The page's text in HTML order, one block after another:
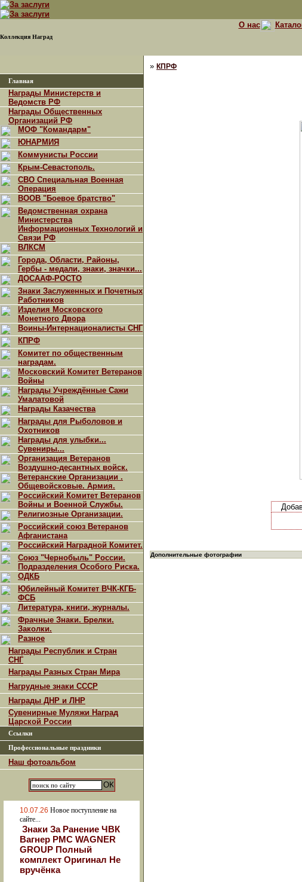
Коллекция Наград
О нас
Главная
Награды Министерств и
Ведомств РФ
Награды Общественных
Организаций РФ
МОФ "Командарм"
ЮНАРМИЯ
Коммунисты России
Крым-Севастополь.
СВО Специальная Военная
Операция
ВООВ "Боевое братство"
Ведомственная охрана
Министерства
Информационных Технологий и
Связи РФ
ВЛКСМ
Города, Области, Районы,
Гербы - медали, знаки, значки...
ДОСААФ-РОСТО
Знаки Заслуженных и Почетных
Работников
Изделия Московского
Монетного Двора
Воины-Интернационалисты СНГ
КПРФ
Комитет по общественным
наградам.
Московский Комитет Ветеранов
Войны
Награды Учреждённые Сажи
Умалатовой
Награды Казачества
Награды для Рыболовов и
Охотников
Награды для улыбки...
Сувениры...
Организация Ветеранов
Воздушно-десантных войск.
Ветеранские Организации .
Общевойсковые. Армия.
Российский Комитет Ветеранов
Войны и Военной Службы.
Религиозные Организации.
Российский союз Ветеранов
Афганистана
Российский Наградной Комитет.
Союз "Чернобыль" России.
Подразделения Особого Риска.
ОДКБ
Юбилейный Комитет ВЧК-КГБ-
ФСБ
Литература, книги, журналы.
Фрачные Знаки. Брелки.
Заколки.
Разное
Награды Республик и Стран
СНГ
Награды Разных Стран Мира
Нагрудные знаки СССР
Награды ДНР и ЛНР
Сувенирные Муляжи Наград
Царской России
Ссылки
Профессиональные праздники
Наш фотоальбом
10.07.26 Новое поступление на
сайте...
Знаки За Ранение ЧВК
Вагнер РМС WAGNER
GROUP Полный
комплект Оригинал Не
вручёнка
» КПРФ
Дополнительные фотографии